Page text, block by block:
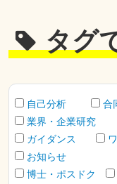
タグ
自己分析 合
業界・企業研究
ガイダンス
ワ
お知らせ
博士・ポスドク